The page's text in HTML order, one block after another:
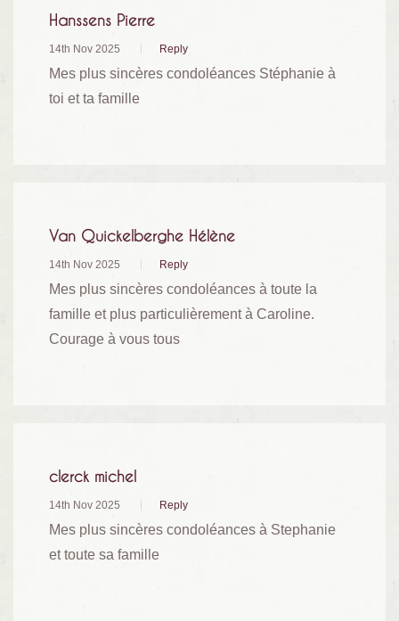
Hanssens Pierre
14th Nov 2025 Reply
Mes plus sincères condoléances Stéphanie à
toi et ta famille
Van Quickelberghe Hélène
14th Nov 2025 Reply
Mes plus sincères condoléances à toute la
famille et plus particulièrement à Caroline.
Courage à vous tous
clerck michel
14th Nov 2025 Reply
Mes plus sincères condoléances à Stephanie
et toute sa famille